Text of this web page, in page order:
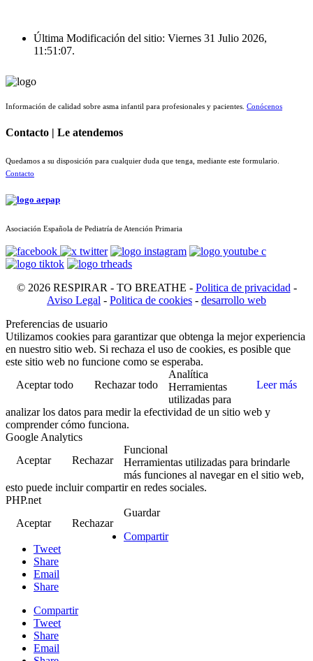
Última Modificación del sitio: Viernes 31 Julio 2026,
11:51:07.
Información de calidad sobre asma infantil para profesionales y pacientes. Conócenos
Contacto | Le atendemos
Quedamos a su disposición para cualquier duda que tenga, mediante este formulario.
Contacto
Asociación Española de Pediatría de Atención Primaria
© 2026 RESPIRAR - TO BREATHE - Politica de privacidad -
Aviso Legal - Politica de cookies - desarrollo web
Preferencias de usuario
Utilizamos cookies para garantizar que obtenga la mejor experiencia
en nuestro sitio web. Si rechaza el uso de cookies, es posible que
este sitio web no funcione como se esperaba.
Aceptar todo
Rechazar todo Leer más
Analítica
Herramientas
utilizadas para
analizar los datos para medir la efectividad de un sitio web y
comprender cómo funciona.
Google Analytics
Aceptar
Rechazar
Funcional
Herramientas utilizadas para brindarle
más funciones al navegar en el sitio web,
esto puede incluir compartir en redes sociales.
PHP.net
Aceptar
Rechazar
Guardar
Compartir
Tweet
Share
Email
Share
Compartir
Tweet
Share
Email